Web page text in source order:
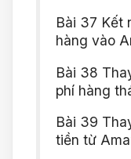
Bài 37 Kết
hàng vào
Bài 38
phí hàng
Bài 39
tiền từ